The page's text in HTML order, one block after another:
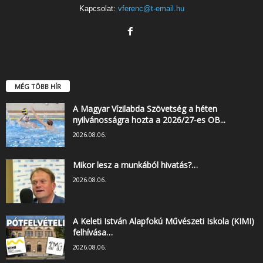
Kapcsolat: vferenc@t-email.hu
MÉG TÖBB HÍR
A Magyar Vízilabda Szövetség a héten
nyilvánosságra hozta a 2026/27-es OB...
2026.08.06.
Mikor lesz a munkából hivatás?…
2026.08.06.
A Keleti István Alapfokú Művészeti Iskola (KIMI)
felhívása…
2026.08.06.